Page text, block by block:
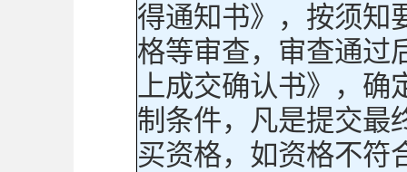
得通知书》，按须知
格等审查，审查通过
上成交确认书》，确
制条件，凡是提交最
买资格，如资格不符